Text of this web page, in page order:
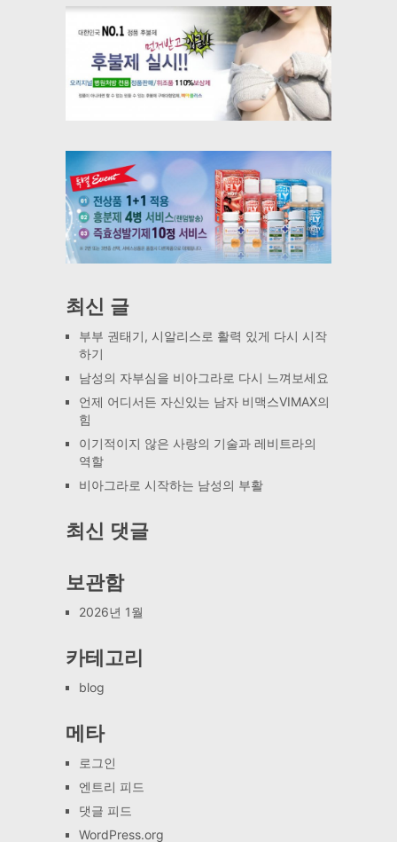
최신 글
부부 권태기, 시알리스로 활력 있게 다시 시작
하기
남성의 자부심을 비아그라로 다시 느껴보세요
언제 어디서든 자신있는 남자 비맥스VIMAX의
힘
이기적이지 않은 사랑의 기술과 레비트라의
역할
비아그라로 시작하는 남성의 부활
최신 댓글
보관함
2026년 1월
카테고리
blog
메타
로그인
엔트리 피드
댓글 피드
WordPress.org